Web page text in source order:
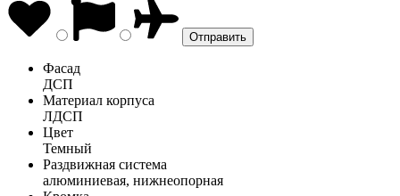
Фасад
ДСП
Материал корпуса
ЛДСП
Цвет
Темный
Раздвижная система
алюминиевая, нижнеопорная